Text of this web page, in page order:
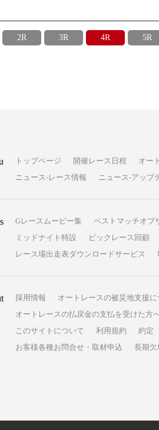
2R 3R 4R 5R
トップページ 開催レース日程 オー
ニュース-レース情報
ニュース-アップ
Gレースムービー集 ベストマッチオブ
ミッドナイト特設
ビックレース回顧
レース場出走表ダウンロードサービス
採用情報 オートレースの被災地支援に
オートレースの払戻金の支払を受けた方
このサイトについて
利用規約 約定
お客様各種お問合せ・取材申込
長期欠